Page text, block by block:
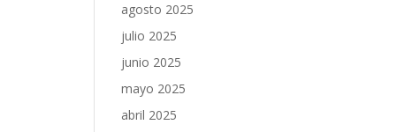
agosto 2025
julio 2025
junio 2025
mayo 2025
abril 2025